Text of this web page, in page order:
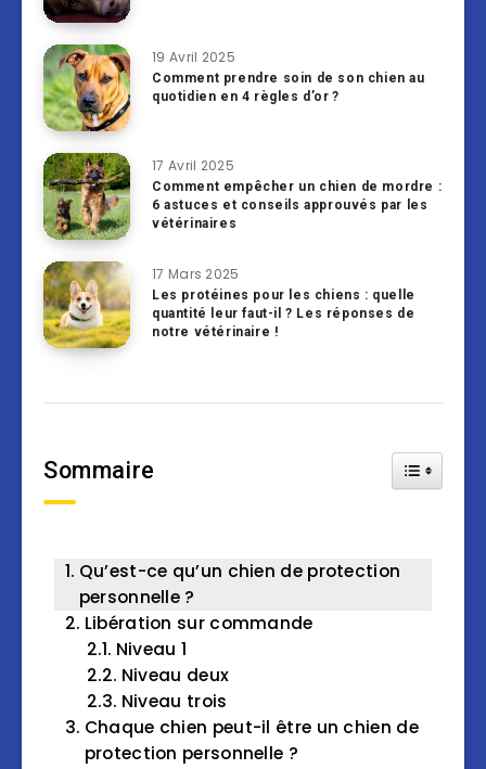
19 Avril 2025
Comment prendre soin de son chien au
quotidien en 4 règles d’or ?
17 Avril 2025
Comment empêcher un chien de mordre :
6 astuces et conseils approuvés par les
vétérinaires
17 Mars 2025
Les protéines pour les chiens : quelle
quantité leur faut-il ? Les réponses de
notre vétérinaire !
Sommaire Toggle
Qu’est-ce qu’un chien de protection
personnelle ?
Libération sur commande
Niveau 1
Niveau deux
Niveau trois
Chaque chien peut-il être un chien de
protection personnelle ?